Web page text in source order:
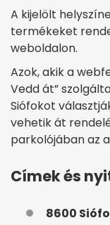
A kijelölt
termékeket
weboldalon.
Azok, akik a
Vedd át”
Siófokot
vehetik át
parkolójában az
Címek és
8600